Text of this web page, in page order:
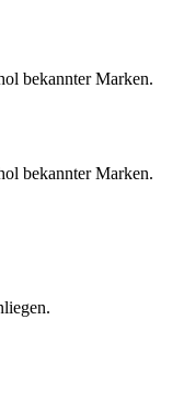
bekannter Marken.
bekannter Marken.